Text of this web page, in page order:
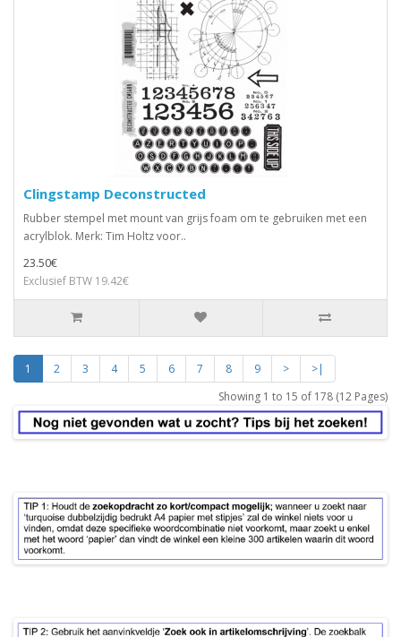
Clingstamp Deconstructed
Rubber stempel met mount van grijs foam om te gebruiken met een
acrylblok. Merk: Tim Holtz voor..
23.50€
Exclusief BTW 19.42€
1 2 3 4 5 6 7 8 9 >
>|
Showing 1 to 15 of 178 (12 Pages)